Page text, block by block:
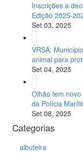
Inscrições a
Edição 2025-
Set 03, 2025
VRSA:
animal para
Set 04, 2025
Olhão tem
da Polícia
Set 08, 2025
Categorias
albufeira